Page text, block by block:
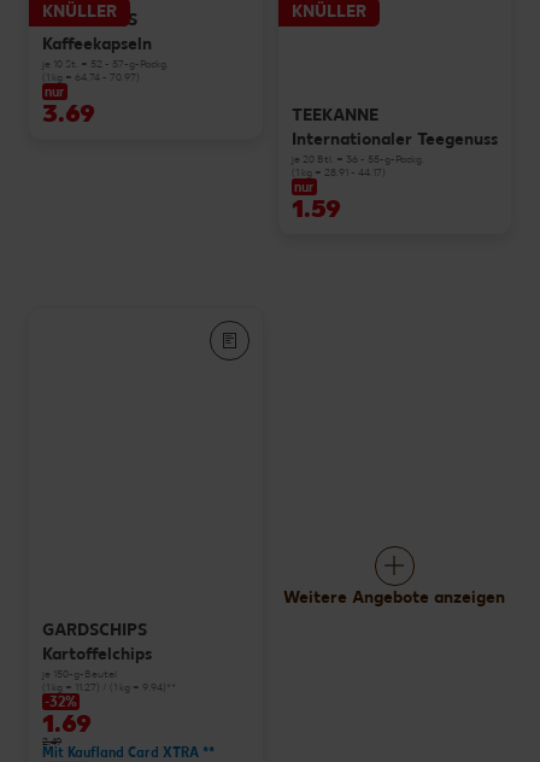
KNÜLLER
STARBUCKS
Kaffeekapseln
je 10 St. = 52 - 57-g-Packg.
(1 kg = 64.74 - 70.97)
nur
3.69
KNÜLLER
TEEKANNE
Internationaler Teegenuss
je 20 Btl. = 36 - 55-g-Packg.
(1 kg = 28.91 - 44.17)
nur
1.59
GARDSCHIPS
Kartoffelchips
je 150-g-Beutel
(1 kg = 11.27) / (1 kg = 9.94)**
-32%
1.69
2.49
Mit Kaufland Card XTRA **
Weitere Angebote anzeigen